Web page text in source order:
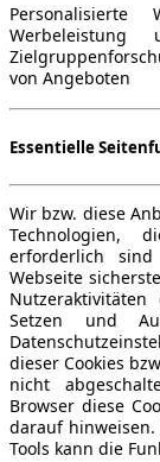
von Angeboten
Essentielle
Wir bzw. diese
Technologien,
erforderlich
Webseite
Setzen und
dieser Cookies
nicht
Browser diese
darauf hinweisen.
Tools kann die